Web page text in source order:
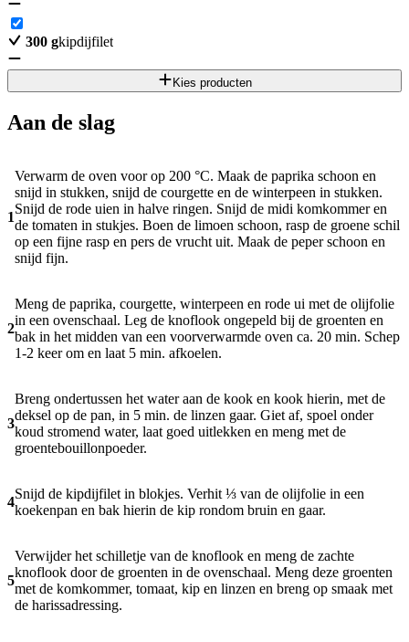
300 gkipdijfilet
Kies producten
Aan de slag
1
Verwarm de oven voor op 200 °C. Maak de paprika schoon en
snijd in stukken, snijd de courgette en de winterpeen in stukken.
Snijd de rode uien in halve ringen. Snijd de midi komkommer en
de tomaten in stukjes. Boen de limoen schoon, rasp de groene schil
op een fijne rasp en pers de vrucht uit. Maak de peper schoon en
snijd fijn.
2
Meng de paprika, courgette, winterpeen en rode ui met de olijfolie
in een ovenschaal. Leg de knoflook ongepeld bij de groenten en
bak in het midden van een voorverwarmde oven ca. 20 min. Schep
1-2 keer om en laat 5 min. afkoelen.
3
Breng ondertussen het water aan de kook en kook hierin, met de
deksel op de pan, in 5 min. de linzen gaar. Giet af, spoel onder
koud stromend water, laat goed uitlekken en meng met de
groentebouillonpoeder.
4
Snijd de kipdijfilet in blokjes. Verhit ⅓ van de olijfolie in een
koekenpan en bak hierin de kip rondom bruin en gaar.
5
Verwijder het schilletje van de knoflook en meng de zachte
knoflook door de groenten in de ovenschaal. Meng deze groenten
met de komkommer, tomaat, kip en linzen en breng op smaak met
de harissadressing.